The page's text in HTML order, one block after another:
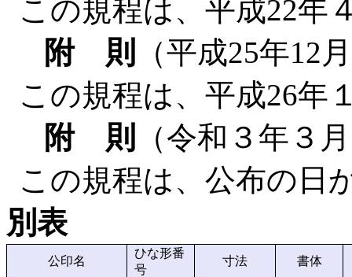
この規程は、平成22年
附 則
（平成25年12
この規程は、平成26年
附 則
（令和３年３
この規程は、公布の日
別表
公印名
ひな形番
号
寸法 書体